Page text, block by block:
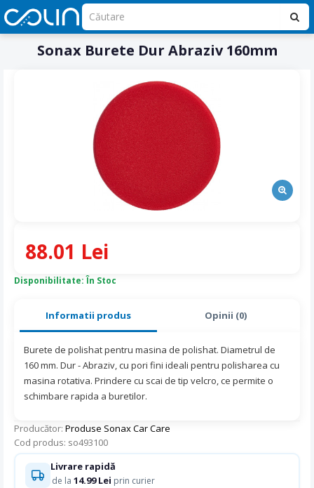
Sonax Burete Dur Abraziv 160mm
Informatii produs Opinii (0)
Burete de polishat pentru masina de polishat. Diametrul de
160 mm. Dur - Abraziv, cu pori fini ideali pentru polisharea cu
masina rotativa. Prindere cu scai de tip velcro, ce permite o
schimbare rapida a buretilor.
Producător: Produse Sonax Car Care
Cod produs: so493100
Disponibilitate: În Stoc
88.01 Lei
Livrare rapidă
de la 14.99 Lei prin curier